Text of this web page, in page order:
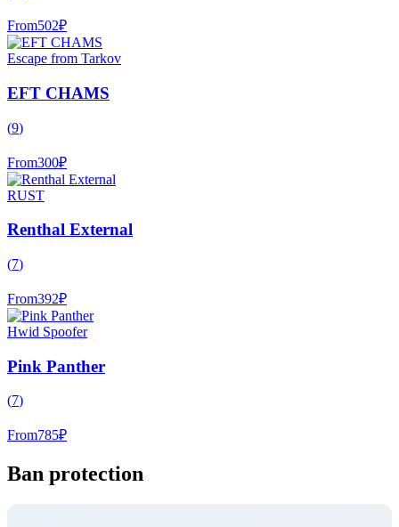
From502₽
Escape from Tarkov
EFT CHAMS
(9)
From300₽
RUST
Renthal External
(7)
From392₽
Hwid Spoofer
Pink Panther
(7)
From785₽
Ban protection